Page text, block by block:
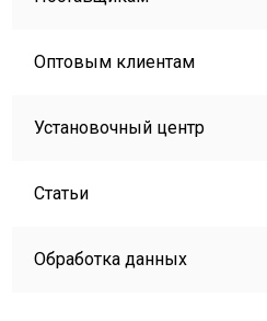
Оптовым клиентам
Установочный центр
Статьи
Обработка данных